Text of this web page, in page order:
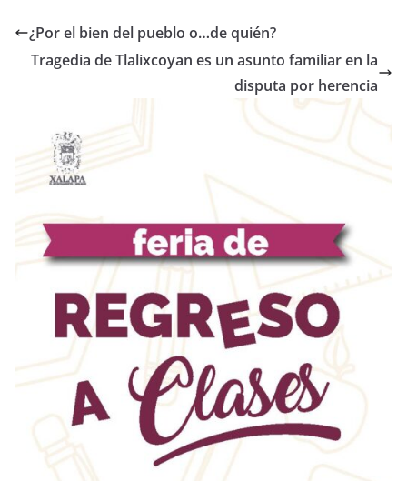
¿Por el bien del pueblo o…de quién?
Tragedia de Tlalixcoyan es un asunto familiar en la
disputa por herencia